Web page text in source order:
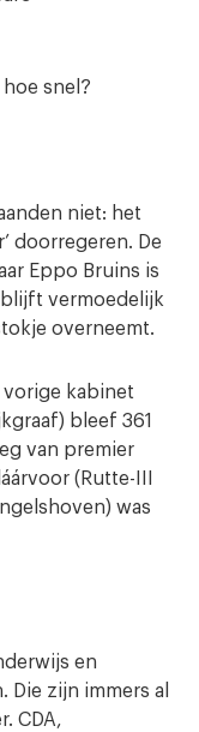
snel?
niet: het
doorregeren. De
Eppo Bruins is
vermoedelijk
overneemt.
vorige kabinet
bleef 361
van premier
(Rutte-III
was
en
zijn immers al
CDA,